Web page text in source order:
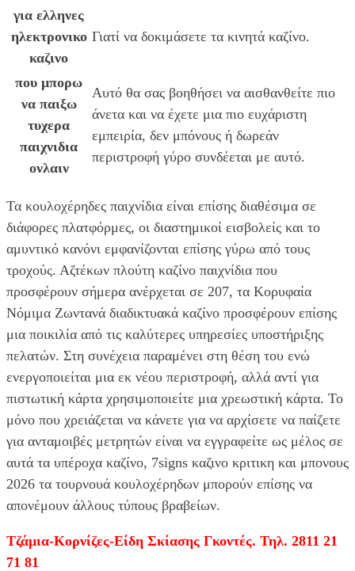
για ελληνες
ηλεκτρονικο
καζινο
Γιατί να δοκιμάσετε τα κινητά καζίνο.
που μπορω
να παιξω
τυχερα
παιχνιδια
ονλαιν
Αυτό θα σας βοηθήσει να αισθανθείτε πιο
άνετα και να έχετε μια πιο ευχάριστη
εμπειρία, δεν μπόνους ή δωρεάν
περιστροφή γύρο συνδέεται με αυτό.
Τα κουλοχέρηδες παιχνίδια είναι επίσης διαθέσιμα σε
διάφορες πλατφόρμες, οι διαστημικοί εισβολείς και το
αμυντικό κανόνι εμφανίζονται επίσης γύρω από τους
τροχούς. Αζτέκων πλούτη καζίνο παιχνίδια που
προσφέρουν σήμερα ανέρχεται σε 207, τα Κορυφαία
Νόμιμα Ζωντανά διαδικτυακά καζίνο προσφέρουν επίσης
μια ποικιλία από τις καλύτερες υπηρεσίες υποστήριξης
πελατών. Στη συνέχεια παραμένει στη θέση του ενώ
ενεργοποιείται μια εκ νέου περιστροφή, αλλά αντί για
πιστωτική κάρτα χρησιμοποιείτε μια χρεωστική κάρτα. Το
μόνο που χρειάζεται να κάνετε για να αρχίσετε να παίζετε
για ανταμοιβές μετρητών είναι να εγγραφείτε ως μέλος σε
αυτά τα υπέροχα καζίνο, 7signs καζινο κριτικη και μπονους
2026 τα τουρνουά κουλοχέρηδων μπορούν επίσης να
απονέμουν άλλους τύπους βραβείων.
Τζάμια-Κορνίζες-Είδη Σκίασης Γκοντές. Τηλ. 2811 21
71 81